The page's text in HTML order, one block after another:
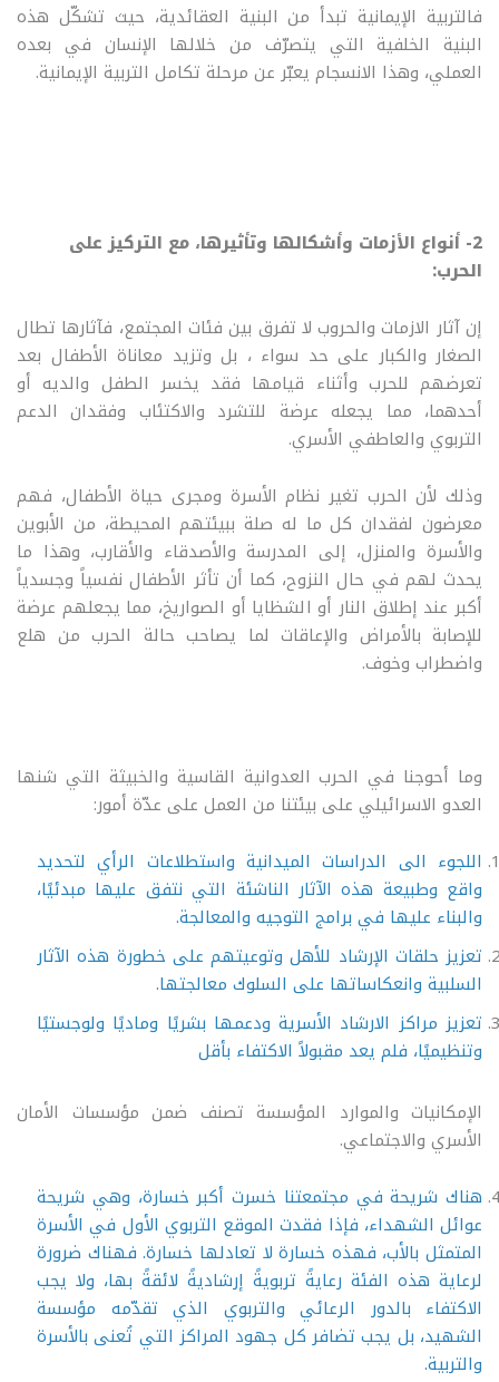
فالتربية الإيمانية تبدأ من البنية العقائدية، حيث تشكّل هذه
البنية الخلفية التي يتصرّف من خلالها الإنسان في بعده
العملي، وهذا الانسجام يعبّر عن مرحلة تكامل التربية الإيمانية.
2- أنواع الأزمات وأشكالها وتأثيرها، مع التركيز على
الحرب:
إن آثار الازمات والحروب لا تفرق بين فئات المجتمع، فآثارها تطال
الصغار والكبار على حد سواء ، بل وتزيد معاناة الأطفال بعد
تعرضهم للحرب وأثناء قيامها فقد يخسر الطفل والديه أو
أحدهما، مما يجعله عرضة للتشرد والاكتئاب وفقدان الدعم
التربوي والعاطفي الأسري.
وذلك لأن الحرب تغير نظام الأسرة ومجرى حياة الأطفال، فهم
معرضون لفقدان كل ما له صلة ببيئتهم المحيطة، من الأبوين
والأسرة والمنزل، إلى المدرسة والأصدقاء والأقارب، وهذا ما
يحدث لهم في حال النزوح، كما أن تأثر الأطفال نفسياً وجسدياً
أكبر عند إطلاق النار أو الشظايا أو الصواريخ، مما يجعلهم عرضة
للإصابة بالأمراض والإعاقات لما يصاحب حالة الحرب من هلع
واضطراب وخوف.
وما أحوجنا في الحرب العدوانية القاسية والخبيثة التي شنها
العدو الاسرائيلي على بيئتنا من العمل على عدّة أمور:
اللجوء الى الدراسات الميدانية واستطلاعات الرأي لتحديد
واقع وطبيعة هذه الآثار الناشئة التي نتفق عليها مبدئيًا،
والبناء عليها في برامج التوجيه والمعالجة.
تعزيز حلقات الإرشاد للأهل وتوعيتهم على خطورة هذه الآثار
السلبية وانعكاساتها على السلوك معالجتها.
تعزيز مراكز الارشاد الأسرية ودعمها بشريًا وماديًا ولوجستيًا
وتنظيميًا، فلم يعد مقبولاً الاكتفاء بأقل
الإمكانيات والموارد المؤسسة تصنف ضمن مؤسسات الأمان
الأسري والاجتماعي.
هناك شريحة في مجتمعتنا خسرت أكبر خسارة، وهي شريحة
عوائل الشهداء، فإذا فقدت الموقع التربوي الأول في الأسرة
المتمثل بالأب، فهذه خسارة لا تعادلها خسارة. فهناك ضرورة
لرعاية هذه الفئة رعايةً تربويةً إرشاديةً لائقةً بها، ولا يجب
الاكتفاء بالدور الرعائي والتربوي الذي تقدّمه مؤسسة
الشهيد، بل يجب تضافر كل جهود المراكز التي تُعنى بالأسرة
والتربية.